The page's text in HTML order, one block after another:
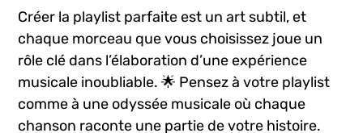
Créer la playlist parfaite est un art subtil, et
chaque⁣ morceau ⁣que vous choisissez joue un⁣
rôle ‍clé dans l’élaboration d’une expérience
musicale inoubliable. 🌟 Pensez à votre playlist
comme à une​ odyssée musicale où chaque
chanson raconte une ​partie ⁤de votre histoire.